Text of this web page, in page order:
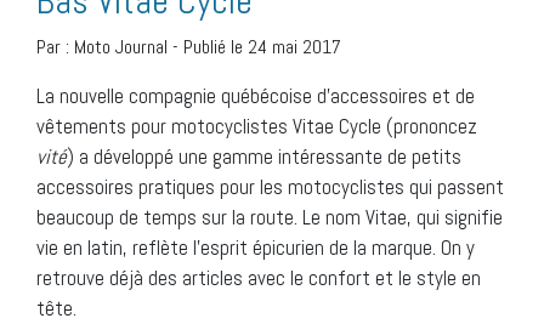
Par : Moto Journal - Publié le 24 mai 2017
La nouvelle compagnie québécoise d’accessoires et de
vêtements pour motocyclistes Vitae Cycle (prononcez
vité) a développé une gamme intéressante de petits
accessoires pratiques pour les motocyclistes qui passent
beaucoup de temps sur la route. Le nom Vitae, qui signifie
vie en latin, reflète l’esprit épicurien de la marque. On y
retrouve déjà des articles avec le confort et le style en
tête.